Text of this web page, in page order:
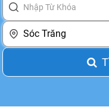
Sóc Trăng